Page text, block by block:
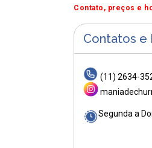
Contato, preços e
Contatos e
(11) 2634-
Segunda a